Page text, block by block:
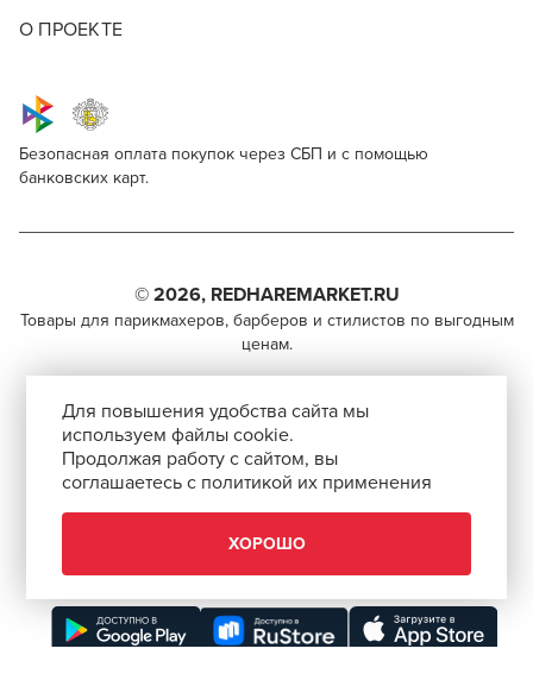
О ПРОЕКТЕ
Безопасная оплата покупок через СБП и с помощью
банковских карт.
© 2026, REDHAREMARKET.RU
Товары для парикмахеров, барберов и стилистов по выгодным
ценам.
+7 (495) 981-65-84
info@redhare.ru
г. Москва, ул. Нижняя Красносельская, 35-64,
СМОТРЕТЬ НА КАРТЕ
Для повышения удобства сайта мы
используем файлы cookie.
Продолжая работу с сайтом, вы
соглашаетесь с политикой их применения
ХОРОШО
Canway Set of bowls colorful pearl
СКОПИРОВАТЬ ССЫЛКУ
ВКОНТАКТЕ
WHATSAPP
ЗАКРЫТЬ
парикмахерам, барберам, колористам и другим
специалистам бьюти-индустрии.
ХОРОШО
Продаём со скидкой!